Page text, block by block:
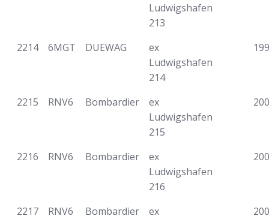
Ludwigshafen
213
2214 6MGT DUEWAG
ex
Ludwigshafen
214
2215 RNV6 Bombardier
ex
Ludwigshafen
215
2216 RNV6 Bombardier
ex
Ludwigshafen
216
2217 RNV6 Bombardier
ex